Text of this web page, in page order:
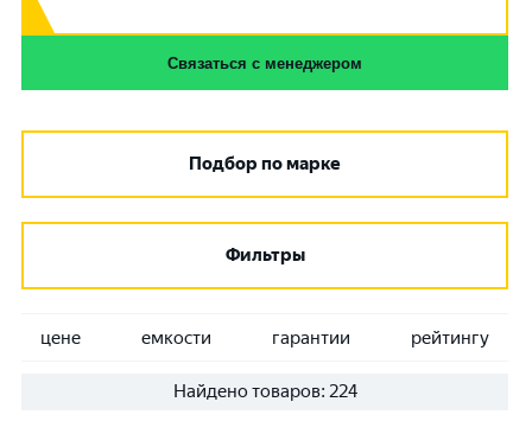
Связаться с менеджером
Подбор по марке
Фильтры
цене емкости гарантии рейтингу
Найдено товаров: 224